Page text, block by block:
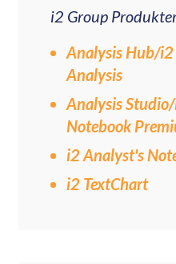
i2 Group
Analysis Hub/
Analysis
Analysis
Notebook
i2 Analyst's
i2 TextChart